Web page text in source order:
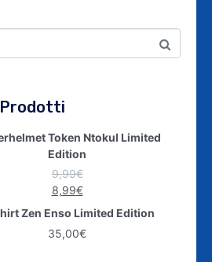
Prodotti
Token Ntokul Limited
Edition
9,99€
8,99€
Zen Enso Limited Edition
35,00€